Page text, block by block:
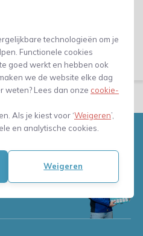
technologieën om je
Functionele cookies
goed werkt en hebben ook
we de website elke dag
weten? Lees dan onze cookie-
Als je kiest voor ‘Weigeren’,
en analytische cookies.
Weigeren
Vergelijk
4,04
(3,34 Excl. btw)
ons